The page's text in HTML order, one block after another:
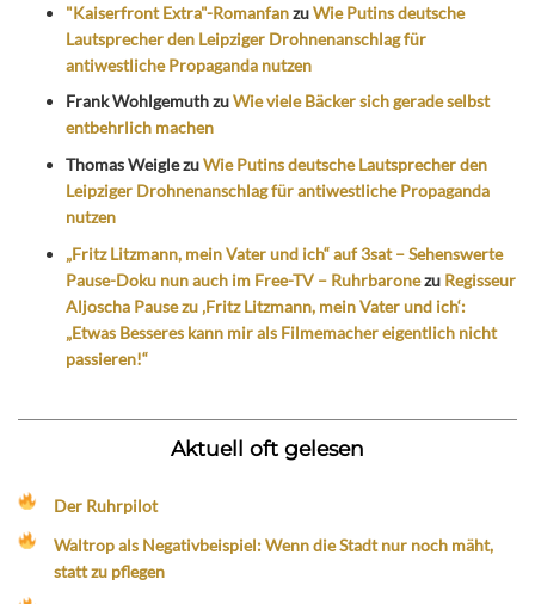
"Kaiserfront Extra"-RomanfanzuWie Putins deutsche
Lautsprecher den Leipziger Drohnenanschlag für
antiwestliche Propaganda nutzen
Frank WohlgemuthzuWie viele Bäcker sich gerade selbst
entbehrlich machen
Thomas WeiglezuWie Putins deutsche Lautsprecher den
Leipziger Drohnenanschlag für antiwestliche Propaganda
nutzen
„Fritz Litzmann, mein Vater und ich“ auf 3sat – Sehenswerte
Pause-Doku nun auch im Free-TV – Ruhrbaronezu Regisseur
Aljoscha Pause zu ‚Fritz Litzmann, mein Vater und ich‘:
„Etwas Besseres kann mir als Filmemacher eigentlich nicht
passieren!“
Aktuell oft gelesen
Der Ruhrpilot
Waltrop als Negativbeispiel: Wenn die Stadt nur noch mäht,
statt zu pflegen